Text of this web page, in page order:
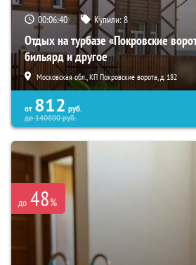
00:06:38 Купили:8
Отдых на турбазе «Покровские
бильярд и другое
Московская обл., КП Покровские ворота, д. 182
от 812 руб.
до140800руб.
до 48%